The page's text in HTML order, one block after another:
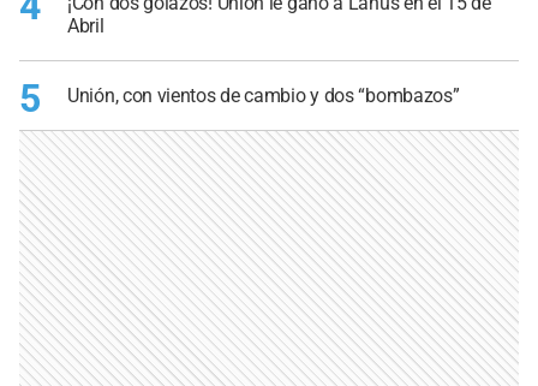
Abril
5 Unión, con vientos de cambio y dos “bombazos”